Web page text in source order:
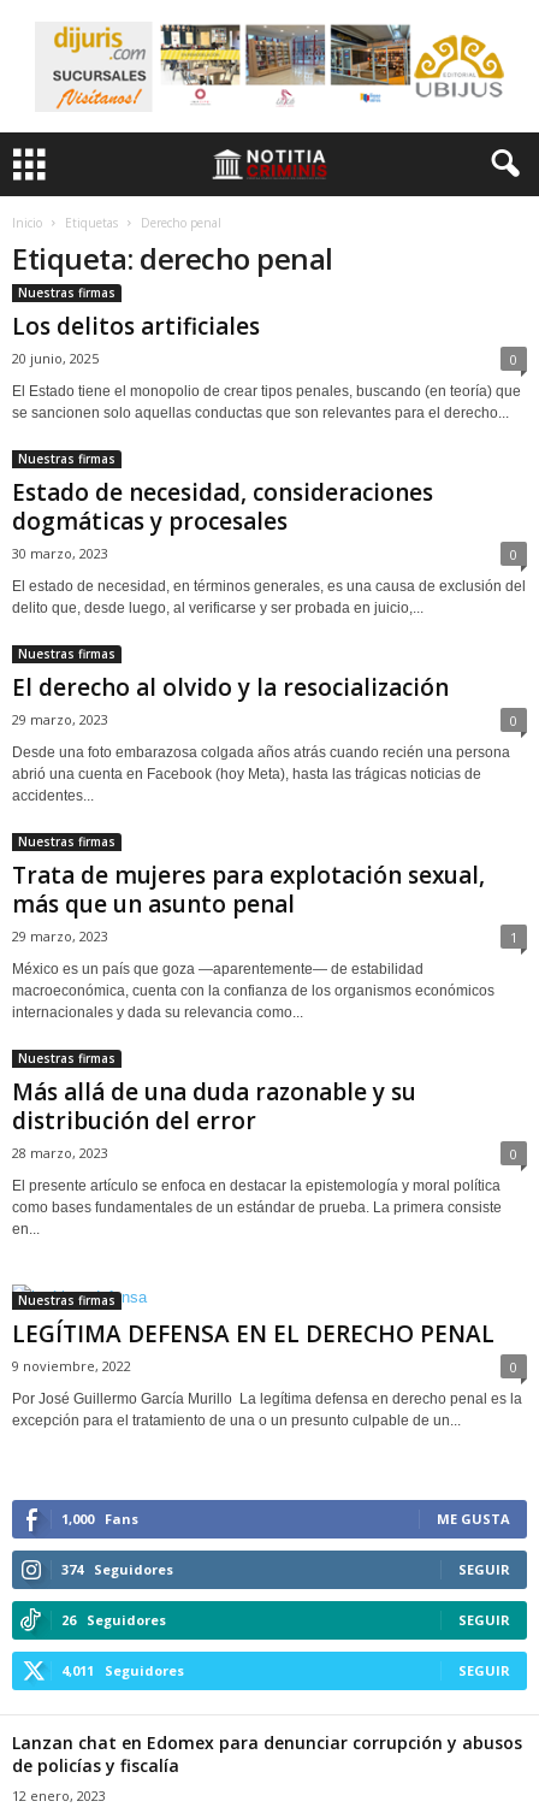
Inicio Etiquetas Derecho penal
Etiqueta: derecho penal
Nuestras firmas
Los delitos artificiales
20 junio, 2025 0
El Estado tiene el monopolio de crear tipos penales, buscando (en teoría) que
se sancionen solo aquellas conductas que son relevantes para el derecho...
Nuestras firmas
Estado de necesidad, consideraciones
dogmáticas y procesales
30 marzo, 2023 0
El estado de necesidad, en términos generales, es una causa de exclusión del
delito que, desde luego, al verificarse y ser probada en juicio,...
Nuestras firmas
El derecho al olvido y la resocialización
29 marzo, 2023 0
Desde una foto embarazosa colgada años atrás cuando recién una persona
abrió una cuenta en Facebook (hoy Meta), hasta las trágicas noticias de
accidentes...
Nuestras firmas
Trata de mujeres para explotación sexual,
más que un asunto penal
29 marzo, 2023 1
México es un país que goza —aparentemente— de estabilidad
macroeconómica, cuenta con la confianza de los organismos económicos
internacionales y dada su relevancia como...
Nuestras firmas
Más allá de una duda razonable y su
distribución del error
28 marzo, 2023 0
El presente artículo se enfoca en destacar la epistemología y moral política
como bases fundamentales de un estándar de prueba. La primera consiste
en...
Nuestras firmas
LEGÍTIMA DEFENSA EN EL DERECHO PENAL
9 noviembre, 2022 0
Por José Guillermo García Murillo La legítima defensa en derecho penal es la
excepción para el tratamiento de una o un presunto culpable de un...
1,000 Fans ME GUSTA
374 Seguidores SEGUIR
26 Seguidores SEGUIR
4,011 Seguidores SEGUIR
Lanzan chat en Edomex para denunciar corrupción y abusos
de policías y fiscalía
12 enero, 2023